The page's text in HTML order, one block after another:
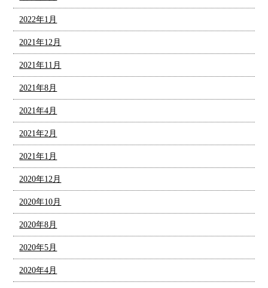
2022年1月
2021年12月
2021年11月
2021年8月
2021年4月
2021年2月
2021年1月
2020年12月
2020年10月
2020年8月
2020年5月
2020年4月